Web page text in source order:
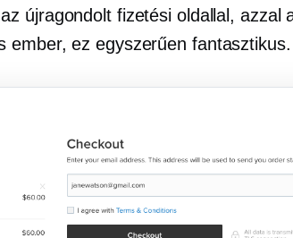
újragondolt fizetési oldallal, azzal
ember, ez egyszerűen fantasztikus.